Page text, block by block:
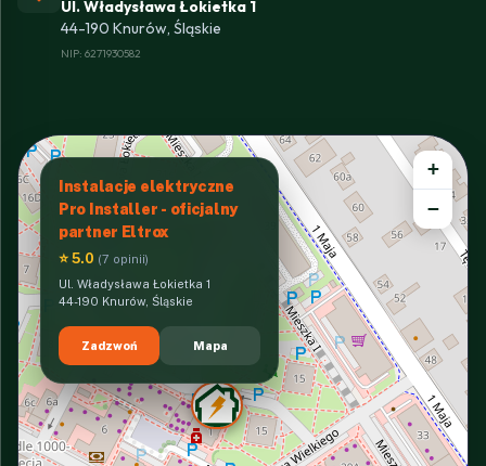
Ul. Władysława Łokietka 1
44-190 Knurów, Śląskie
NIP: 6271930582
Instalacje elektryczne
Pro Installer - oficjalny
partner Eltrox
⭐ 5.0 (7 opinii)
Ul. Władysława Łokietka 1
44-190 Knurów, Śląskie
Zadzwoń Mapa
+
−